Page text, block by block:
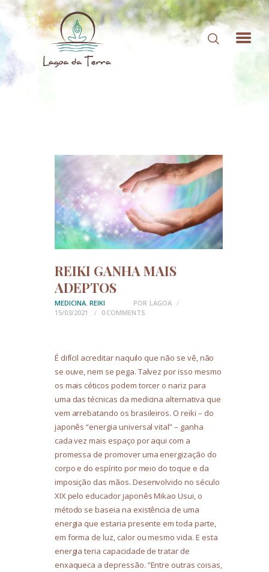
CONTATO
ÁREA DE MEMBROS
LOGIN
REIKI GANHA MAIS
ADEPTOS
MEDICINA, REIKI POR LAGOA
15/03/2021
0 COMMENTS
É difícil acreditar naquilo que não se vê, não
se ouve, nem se pega. Talvez por isso mesmo
os mais céticos podem torcer o nariz para
uma das técnicas da medicina alternativa que
vem arrebatando os brasileiros. O reiki – do
japonês “energia universal vital” – ganha
cada vez mais espaço por aqui com a
promessa de promover uma energização do
corpo e do espírito por meio do toque e da
imposição das mãos. Desenvolvido no século
XIX pelo educador japonês Mikao Usui, o
método se baseia na existência de uma
energia que estaria presente em toda parte,
em forma de luz, calor ou mesmo vida. E esta
energia teria capacidade de tratar de
enxaqueca a depressão. “Entre outras coisas,